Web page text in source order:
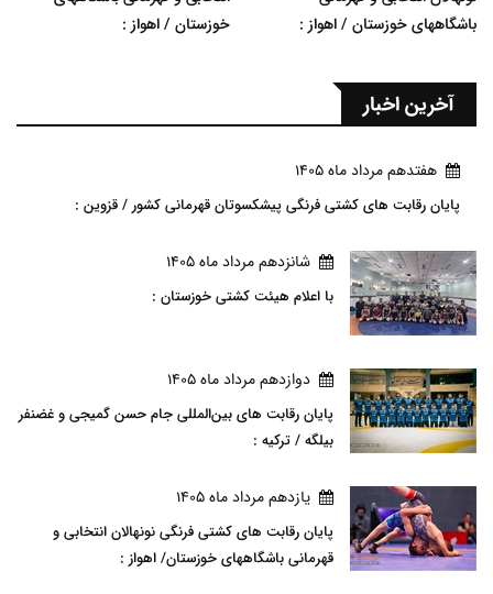
باشگاههای خوزستان / اهواز :
خوزستان / اهواز :
آخرین اخبار
هفتدهم مرداد ماه 1405
پایان رقابت های کشتی فرنگی پیشکسوتان قهرمانی کشور / قزوین :
شانزدهم مرداد ماه 1405
با اعلام هیئت کشتی خوزستان :
دوازدهم مرداد ماه 1405
پایان رقابت های بین‌المللی جام حسن گمیجی و غضنفر
بیلگه / ترکیه :
يازدهم مرداد ماه 1405
پایان رقابت های کشتی فرنگی نونهالان انتخابی و
قهرمانی باشگاههای خوزستان/ اهواز :